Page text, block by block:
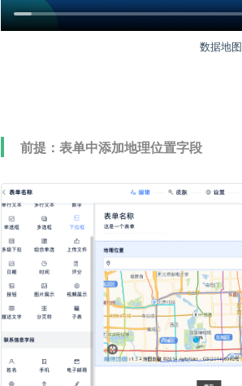
数据地图
前提：表单中添加地理位置字段